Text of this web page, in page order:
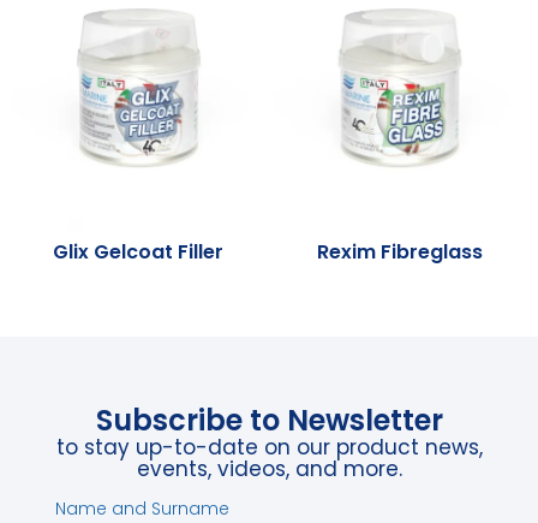
Glix Gelcoat Filler Rexim Fibreglass
Subscribe to Newsletter
to stay up-to-date on our product news,
events, videos, and more.
Name and Surname